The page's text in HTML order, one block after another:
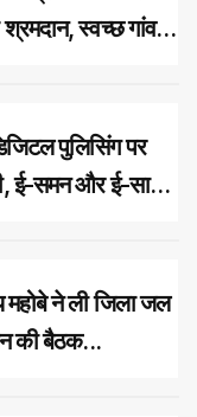
श्रमदान, स्वच्छ गांव
पुलिसिंग पर
ई-समन और ई-साक्ष्य
ने ली जिला जल
की बैठक...